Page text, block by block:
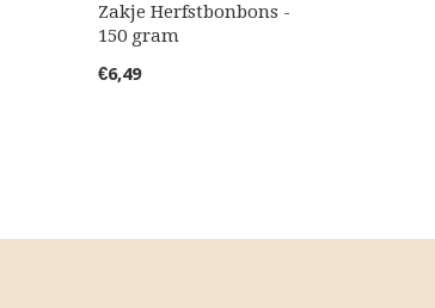
Zakje Herfstbonbons -
150 gram
€6,49